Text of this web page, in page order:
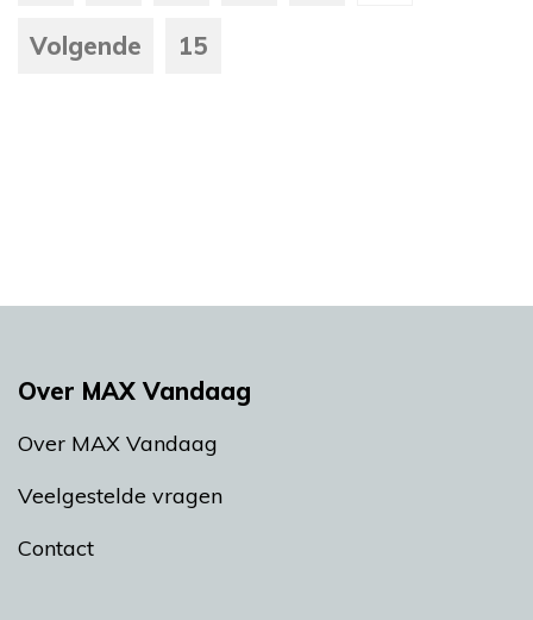
Volgende 15
Over MAX Vandaag
Over MAX Vandaag
Veelgestelde vragen
Contact